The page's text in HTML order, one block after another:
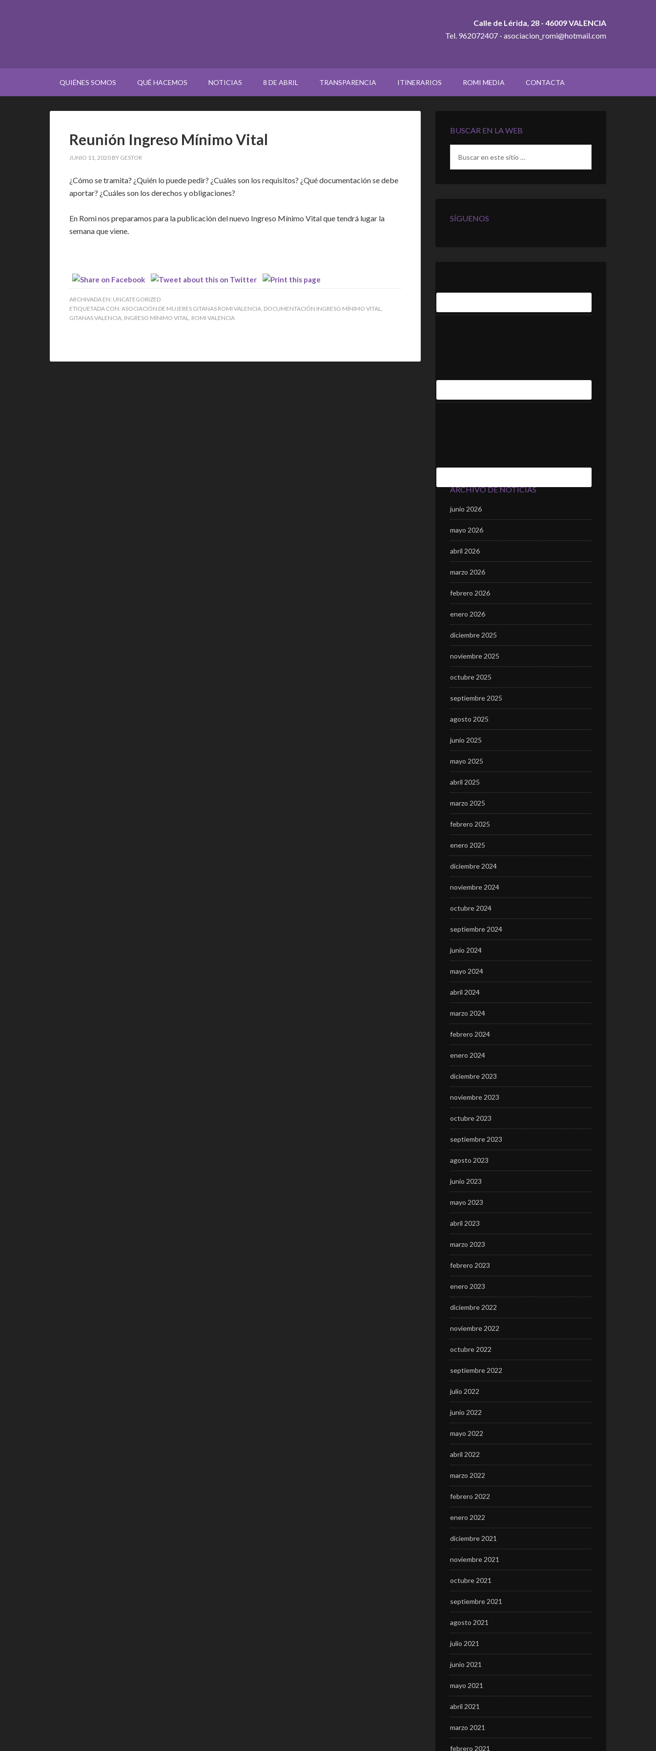
Calle de Lérida, 28 - 46009 VALENCIA
Tel. 962072407 - asociacion_romi@hotmail.com
QUIÉNES SOMOS QUÉ HACEMOS NOTICIAS 8 DE ABRIL TRANSPARENCIA ITINERARIOS ROMI MEDIA CONTACTA
Reunión Ingreso Mínimo Vital
JUNIO 11, 2020 BY GESTOR
¿Cómo se tramita? ¿Quién lo puede pedir? ¿Cuáles son los requisitos? ¿Qué documentación se debe
aportar? ¿Cuáles son los derechos y obligaciones?
En Romi nos preparamos para la publicación del nuevo Ingreso Mínimo Vital que tendrá lugar la
semana que viene.
ARCHIVADA EN: UNCATEGORIZED
ETIQUETADA CON: ASOCIACIÓN DE MUJERES GITANAS ROMI VALENCIA, DOCUMENTACIÓN INGRESO MÍNIMO VITAL,
GITANAS VALENCIA, INGRESO MÍNIMO VITAL, ROMI VALENCIA
BUSCAR EN LA WEB
SÍGUENOS
ARCHIVO DE NOTICIAS
junio 2026
mayo 2026
abril 2026
marzo 2026
febrero 2026
enero 2026
diciembre 2025
noviembre 2025
octubre 2025
septiembre 2025
agosto 2025
junio 2025
mayo 2025
abril 2025
marzo 2025
febrero 2025
enero 2025
diciembre 2024
noviembre 2024
octubre 2024
septiembre 2024
junio 2024
mayo 2024
abril 2024
marzo 2024
febrero 2024
enero 2024
diciembre 2023
noviembre 2023
octubre 2023
septiembre 2023
agosto 2023
junio 2023
mayo 2023
abril 2023
marzo 2023
febrero 2023
enero 2023
diciembre 2022
noviembre 2022
octubre 2022
septiembre 2022
julio 2022
junio 2022
mayo 2022
abril 2022
marzo 2022
febrero 2022
enero 2022
diciembre 2021
noviembre 2021
octubre 2021
septiembre 2021
agosto 2021
julio 2021
junio 2021
mayo 2021
abril 2021
marzo 2021
febrero 2021